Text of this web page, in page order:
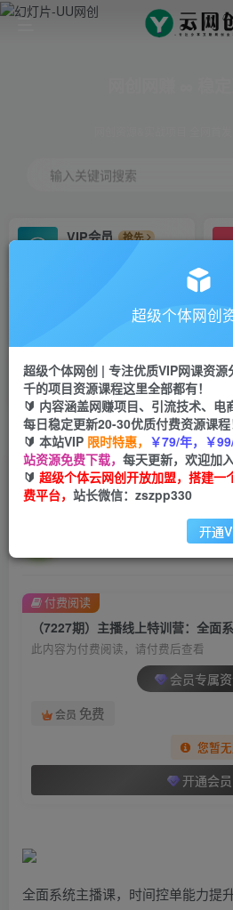
输入关键词搜索
VIP会员
抢先
会员专属推广链接
挂机
项目
脚本卡密
首页 创业课程 会员专属 正文
（7227期）主播线上特训营
解决百分之90的主播面临的问
此内容为付费阅读，请付费后查看
会员专属
会员 免费
您暂
开通会员
付费阅读
全面系统‮播主‬课，时间控‮能单‬力提升/成‮落交‬单能力提升/互动‮
超级个体网创
超级个体网创 | 专注优质VIP网课资
千的项目资源课程这里全部都有！
🔰 内容涵盖网赚项目、引流技术、电
每日稳定更新20-30优质付费资源课程
🔰 本站VIP 限时特惠， ￥79/年，￥
站资源免费下载， 每天更新，欢迎加入
🔰 超级个体云网创开放加盟，搭建一
费平台， 站长微信：zszpp330
开通